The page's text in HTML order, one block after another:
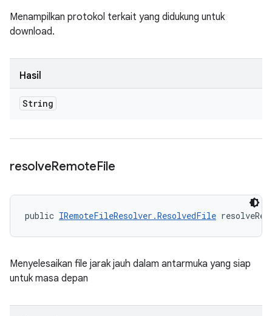
Menampilkan protokol terkait yang didukung untuk
download.
Hasil
String
resolveRemoteFile
public IRemoteFileResolver.ResolvedFile
Menyelesaikan file jarak jauh dalam antarmuka yang siap
untuk masa depan